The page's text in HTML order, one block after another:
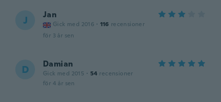
J Jan
Gick med 2016 · 116 recensioner
för 3 år sen
D Damian
Gick med 2015 · 54 recensioner
för 4 år sen